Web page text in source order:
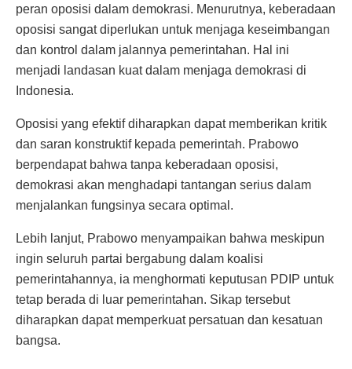
peran oposisi dalam demokrasi. Menurutnya, keberadaan
oposisi sangat diperlukan untuk menjaga keseimbangan
dan kontrol dalam jalannya pemerintahan. Hal ini
menjadi landasan kuat dalam menjaga demokrasi di
Indonesia.
Oposisi yang efektif diharapkan dapat memberikan kritik
dan saran konstruktif kepada pemerintah. Prabowo
berpendapat bahwa tanpa keberadaan oposisi,
demokrasi akan menghadapi tantangan serius dalam
menjalankan fungsinya secara optimal.
Lebih lanjut, Prabowo menyampaikan bahwa meskipun
ingin seluruh partai bergabung dalam koalisi
pemerintahannya, ia menghormati keputusan PDIP untuk
tetap berada di luar pemerintahan. Sikap tersebut
diharapkan dapat memperkuat persatuan dan kesatuan
bangsa.